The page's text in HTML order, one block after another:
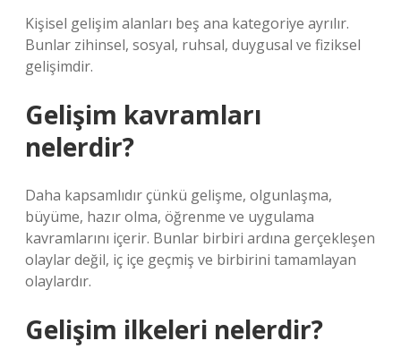
Kişisel gelişim alanları beş ana kategoriye ayrılır.
Bunlar zihinsel, sosyal, ruhsal, duygusal ve fiziksel
gelişimdir.
Gelişim kavramları
nelerdir?
Daha kapsamlıdır çünkü gelişme, olgunlaşma,
büyüme, hazır olma, öğrenme ve uygulama
kavramlarını içerir. Bunlar birbiri ardına gerçekleşen
olaylar değil, iç içe geçmiş ve birbirini tamamlayan
olaylardır.
Gelişim ilkeleri nelerdir?